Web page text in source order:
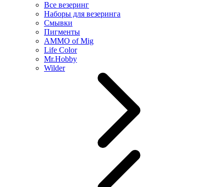
Все везеринг
Наборы для везеринга
Смывки
Пигменты
AMMO of Mig
Life Color
Mr.Hobby
Wilder